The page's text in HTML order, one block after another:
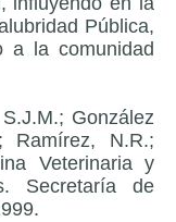
Pública,
a la comunidad
González
Ramírez, N.R.;
Veterinaria y
Secretaría de